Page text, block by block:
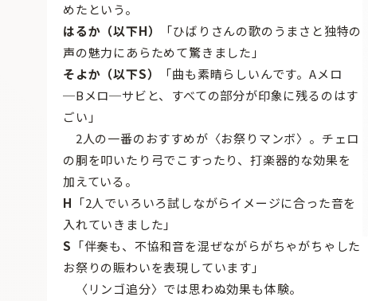
めたという。
はるか（以下H）
「ひばりさんの歌のうまさと独特の
声の魅力にあらためて驚きました」
そよか（以下S）
「曲も素晴らしいんです。Aメロ
─Bメロ─サビと、すべての部分が印象に残るのはす
ごい」
2人の一番のおすすめが〈お祭りマンボ〉。チェロ
の胴を叩いたり弓でこすったり、打楽器的な効果を
加えている。
H 「2人でいろいろ試しながらイメージに合った音を
入れていきました」
S 「伴奏も、不協和音を混ぜながらがちゃがちゃした
お祭りの賑わいを表現しています」
〈リンゴ追分〉では思わぬ効果も体験。